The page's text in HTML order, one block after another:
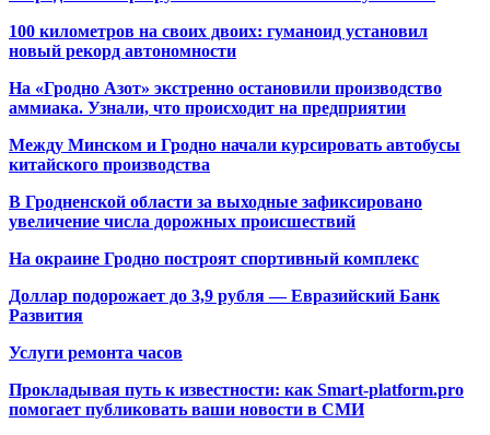
100 километров на своих двоих: гуманоид установил
новый рекорд автономности
На «Гродно Азот» экстренно остановили производство
аммиака. Узнали, что происходит на предприятии
Между Минском и Гродно начали курсировать автобусы
китайского производства
В Гродненской области за выходные зафиксировано
увеличение числа дорожных происшествий
На окраине Гродно построят спортивный комплекс
Доллар подорожает до 3,9 рубля — Евразийский Банк
Развития
Услуги ремонта часов
Прокладывая путь к известности: как Smart-platform.pro
помогает публиковать ваши новости в СМИ